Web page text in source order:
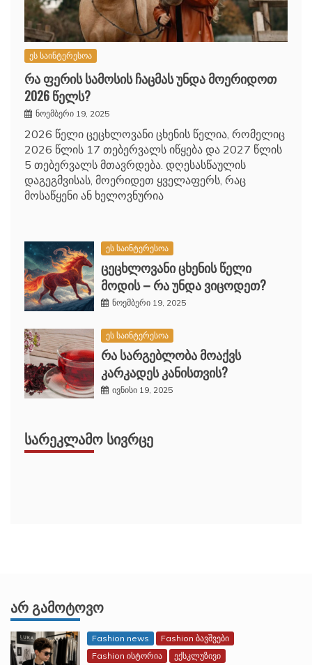
ეს საინტერესოა
რა ფერის სამოსის ჩაცმას უნდა მოერიდოთ
2026 წელს?
ნოემბერი 19, 2025
2026 წელი ცეცხლოვანი ცხენის წელია, რომელიც
2026 წლის 17 თებერვალს იწყება და 2027 წლის
5 თებერვალს მთავრდება. დღესასწაულის
დაგეგმვისას, მოერიდეთ ყველაფერს, რაც
მოსაწყენი ან ხელოვნურია
ეს საინტერესოა
ცეცხლოვანი ცხენის წელი
მოდის – რა უნდა ვიცოდეთ?
ნოემბერი 19, 2025
ეს საინტერესოა
რა სარგებლობა მოაქვს
კარკადეს კანისთვის?
ივნისი 19, 2025
ᲡᲐᲠᲔᲙᲚᲐᲛᲝ ᲡᲘᲕᲠᲪᲔ
ᲐᲠ ᲒᲐᲛᲝᲢᲝᲕᲝ
Fashion news
Fashion ბავშვები
Fashion ისტორია
ექსკლუზივი